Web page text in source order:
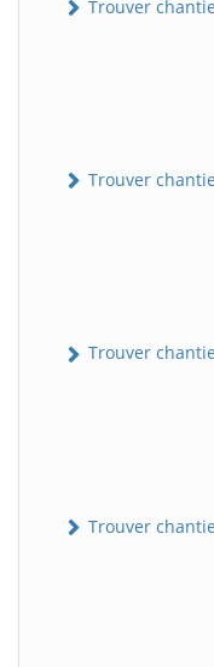
Trouver
Trouver
Trouver
Trouver